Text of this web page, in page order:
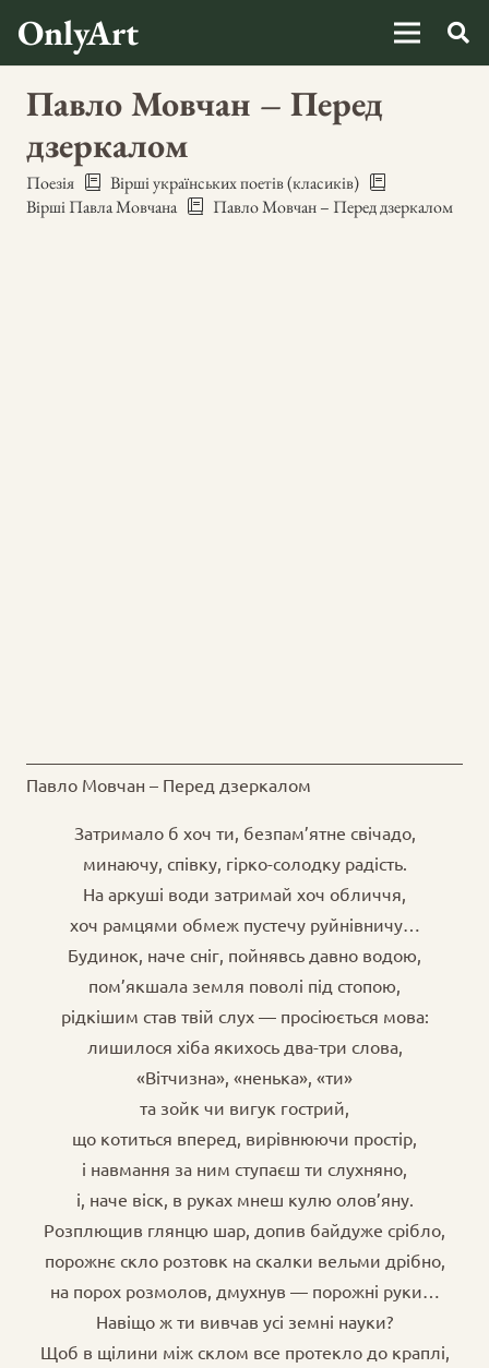
OnlyArt
Павло Мовчан – Перед
дзеркалом
Поезія
Вірші українських поетів (класиків)
Вірші Павла Мовчана
Павло Мовчан – Перед дзеркалом
Павло Мовчан – Перед дзеркалом
Затримало б хоч ти, безпам’ятне свічадо,
минаючу, співку, гірко-солодку радість.
На аркуші води затримай хоч обличчя,
хоч рамцями обмеж пустечу руйнівничу…
Будинок, наче сніг, пойнявсь давно водою,
пом’якшала земля поволі під стопою,
рідкішим став твій слух — просіюється мова:
лишилося хіба якихось два-три слова,
«Вітчизна», «ненька», «ти»
та зойк чи вигук гострий,
що котиться вперед, вирівнюючи простір,
і навмання за ним ступаєш ти слухняно,
і, наче віск, в руках мнеш кулю олов’яну.
Розплющив глянцю шар, допив байдуже срібло,
порожнє скло розтовк на скалки вельми дрібно,
на порох розмолов, дмухнув — порожні руки…
Навіщо ж ти вивчав усі земні науки?
Щоб в щілини між склом все протекло до краплі,